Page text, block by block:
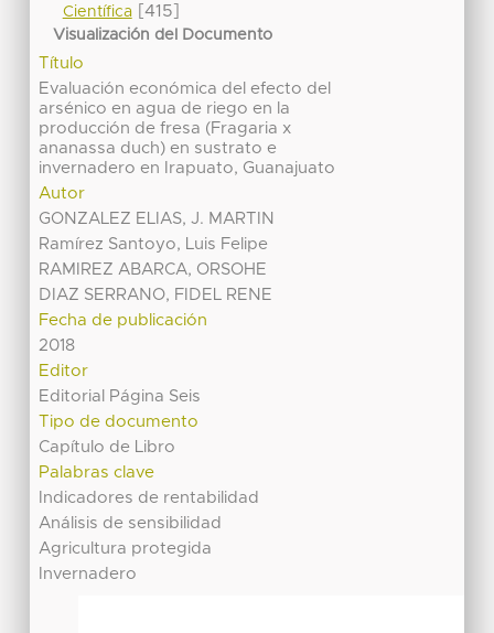
Científica[415]
Visualización del Documento
Título
Evaluación económica del efecto del
arsénico en agua de riego en la
producción de fresa (Fragaria x
ananassa duch) en sustrato e
invernadero en Irapuato, Guanajuato
Autor
GONZALEZ ELIAS, J. MARTIN
Ramírez Santoyo, Luis Felipe
RAMIREZ ABARCA, ORSOHE
DIAZ SERRANO, FIDEL RENE
Fecha de publicación
2018
Editor
Editorial Página Seis
Tipo de documento
Capítulo de Libro
Palabras clave
Indicadores de rentabilidad
Análisis de sensibilidad
Agricultura protegida
Invernadero